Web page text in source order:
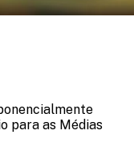
para as Médias